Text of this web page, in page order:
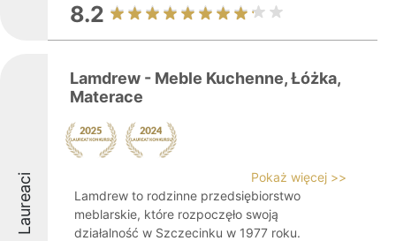
8.2
Laureaci
Lamdrew - Meble Kuchenne, Łóżka,
Materace
Pokaż więcej >>
Lamdrew to rodzinne przedsiębiorstwo
meblarskie, które rozpoczęło swoją
działalność w Szczecinku w 1977 roku.